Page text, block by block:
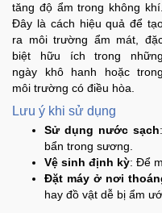
tăng độ ẩm trong không khí.
Đây là cách hiệu quả để
ra môi trường ẩm mát,
biệt hữu ích trong những
ngày khô hanh hoặc trong
môi trường có điều hòa.
Lưu ý khi sử dụng
Sử dụng nước sạch
bẩn trong sương.
Vệ sinh định kỳ: Để
Đặt máy ở nơi
hay đồ vật dễ bị ẩm